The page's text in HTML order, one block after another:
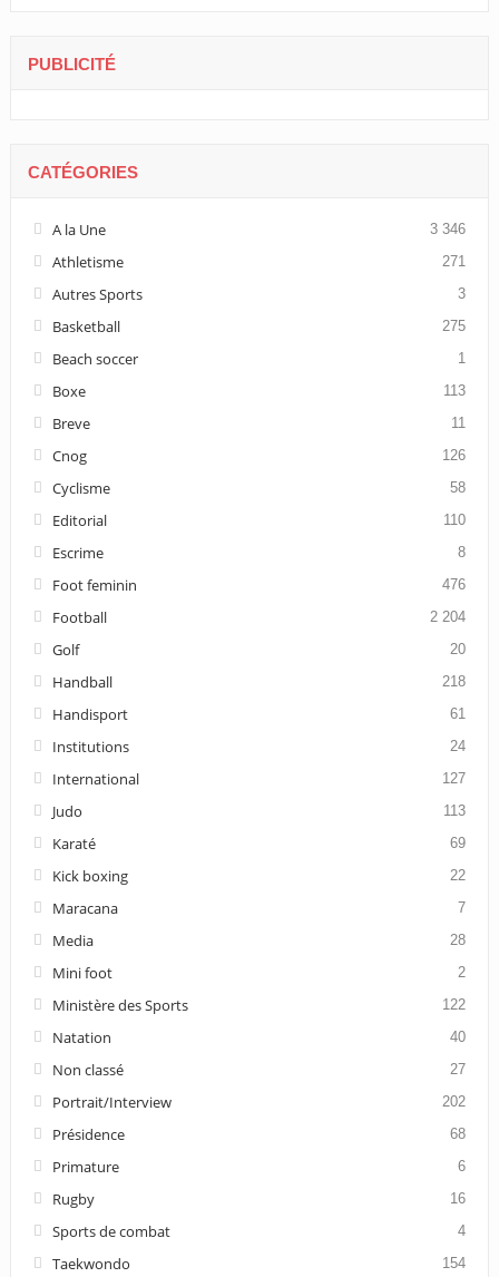
PUBLICITÉ
CATÉGORIES
A la Une 3 346
Athletisme 271
Autres Sports 3
Basketball 275
Beach soccer 1
Boxe 113
Breve 11
Cnog 126
Cyclisme 58
Editorial 110
Escrime 8
Foot feminin 476
Football 2 204
Golf 20
Handball 218
Handisport 61
Institutions 24
International 127
Judo 113
Karaté 69
Kick boxing 22
Maracana 7
Media 28
Mini foot 2
Ministère des Sports 122
Natation 40
Non classé 27
Portrait/Interview 202
Présidence 68
Primature 6
Rugby 16
Sports de combat 4
Taekwondo 154